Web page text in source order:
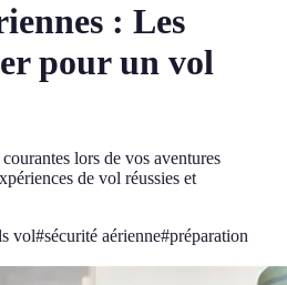
: Les
pour un vol
lors de vos aventures
de vol réussies et
vol#sécurité aérienne#préparation